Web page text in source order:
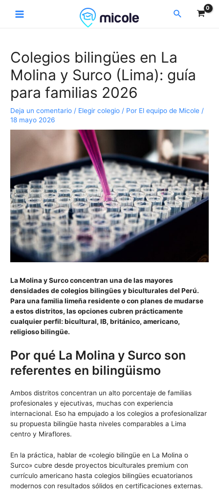
Main
Buscar
Colegios bilingües en La
Molina y Surco (Lima): guía
para familias 2026
Deja un comentario / Elegir colegio / Por El equipo de Micole /
18 mayo 2026
La Molina y Surco concentran una de las mayores
densidades de colegios bilingües y biculturales del Perú.
Para una familia limeña residente o con planes de mudarse
a estos distritos, las opciones cubren prácticamente
cualquier perfil: bicultural, IB, británico, americano,
religioso bilingüe.
Por qué La Molina y Surco son
referentes en bilingüismo
Ambos distritos concentran un alto porcentaje de familias
profesionales y ejecutivas, muchas con experiencia
internacional. Eso ha empujado a los colegios a profesionalizar
su propuesta bilingüe hasta niveles comparables a Lima
centro y Miraflores.
En la práctica, hablar de «colegio bilingüe en La Molina o
Surco» cubre desde proyectos biculturales premium con
currículo americano hasta colegios bilingües ecuatorianos
modernos con resultados sólidos en certificaciones externas.